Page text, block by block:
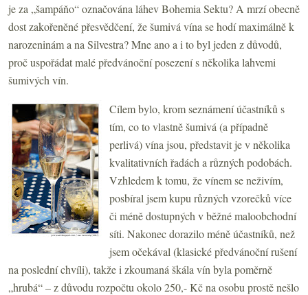
je za „šampáňo“ označována láhev Bohemia Sektu? A mrzí obecně
dost zakořeněné přesvědčení, že šumivá vína se hodí maximálně k
narozeninám a na Silvestra? Mne ano a i to byl jeden z důvodů,
proč uspořádat malé předvánoční posezení s několika lahvemi
šumivých vín.
Cílem bylo, krom seznámení účastníků s
tím, co to vlastně šumivá (a případně
perlivá) vína jsou, představit je v několika
kvalitativních řadách a různých podobách.
Vzhledem k tomu, že vínem se neživím,
posbíral jsem kupu různých vzorečků více
či méně dostupných v běžné maloobchodní
síti. Nakonec dorazilo méně účastníků, než
jsem očekával (klasické předvánoční rušení
na poslední chvíli), takže i zkoumaná škála vín byla poměrně
„hrubá“ – z důvodu rozpočtu okolo 250,- Kč na osobu prostě nešlo